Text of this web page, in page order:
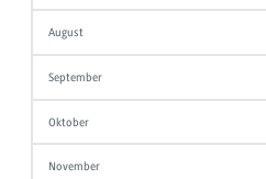
August
September
Oktober
November